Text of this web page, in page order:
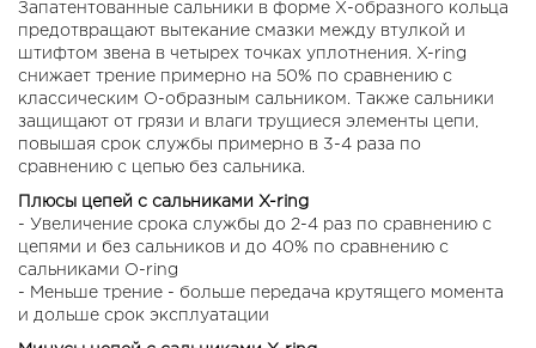
Запатентованные сальники в форме Х-образного кольца
предотвращают вытекание смазки между втулкой и
штифтом звена в четырех точках уплотнения. X-ring
снижает трение примерно на 50% по сравнению с
классическим О-образным сальником. Также сальники
защищают от грязи и влаги трущиеся элементы цепи,
повышая срок службы примерно в 3-4 раза по
сравнению с цепью без сальника.
Плюсы цепей с сальниками X-ring
- Увеличение срока службы до 2-4 раз по сравнению с
цепями и без сальников и до 40% по сравнению с
сальниками O-ring
- Меньше трение - больше передача крутящего момента
и дольше срок эксплуатации